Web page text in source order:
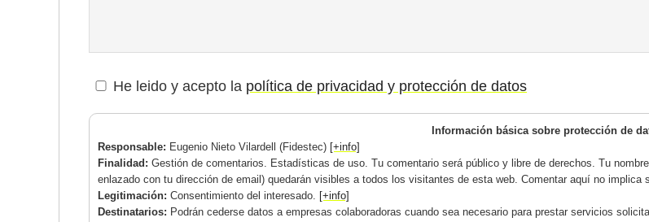
He leido y acepto la política de privacidad y protección de datos
Información básica sobre protección de
Responsable: Eugenio Nieto Vilardell (Fidestec) [+info]
Finalidad: Gestión de comentarios. Estadísticas de uso. Tu comentario será público y libre de derechos. Tu
enlazado con tu dirección de email) quedarán visibles a todos los visitantes de esta web. Comentar aquí no implica
Legitimación: Consentimiento del interesado. [+info]
Destinatarios: Podrán cederse datos a empresas colaboradoras cuando sea necesario para prestar servicios